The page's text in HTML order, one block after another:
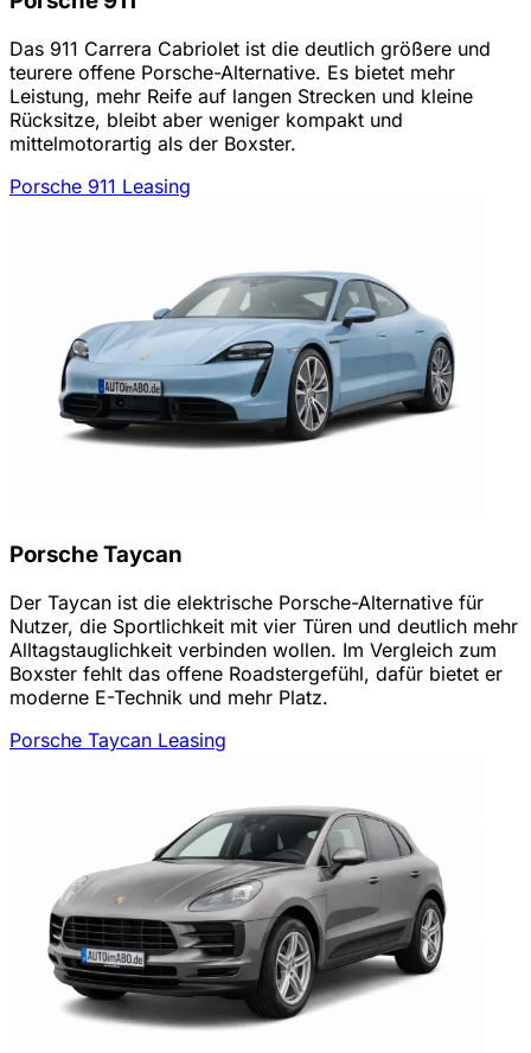
Das 911 Carrera Cabriolet ist die deutlich größere und
teurere offene Porsche-Alternative. Es bietet mehr
Leistung, mehr Reife auf langen Strecken und kleine
Rücksitze, bleibt aber weniger kompakt und
mittelmotorartig als der Boxster.
Porsche 911 Leasing
Porsche Taycan
Der Taycan ist die elektrische Porsche-Alternative für
Nutzer, die Sportlichkeit mit vier Türen und deutlich mehr
Alltagstauglichkeit verbinden wollen. Im Vergleich zum
Boxster fehlt das offene Roadstergefühl, dafür bietet er
moderne E-Technik und mehr Platz.
Porsche Taycan Leasing